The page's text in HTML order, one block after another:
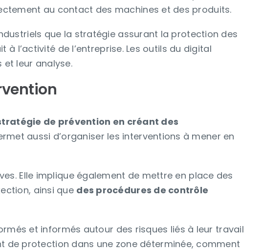
au contact des machines et des produits.
que la stratégie assurant la protection des
l’activité de l’entreprise. Les outils du digital
leur analyse.
de prévention en créant des
aussi d’organiser les interventions à mener en
Elle implique également de mettre en place des
ainsi que des procédures de contrôle
et informés autour des risques liés à leur travail
protection dans une zone déterminée, comment